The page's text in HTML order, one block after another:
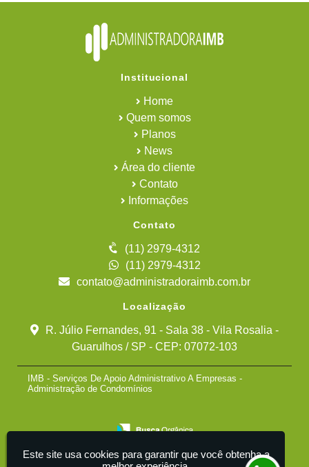
Institucional
Home
Quem somos
Planos
News
Área do cliente
Contato
Informações
Contato
(11) 2979-4312
(11) 2979-4312
contato@administradoraimb.com.br
Localização
R. Júlio Fernandes, 91 - Sala 38 - Vila Rosalia -
Guarulhos / SP - CEP: 07072-103
IMB - Serviços De Apoio Administrativo A Empresas -
Administração de Condomínios
Este site usa cookies para garantir que você obtenha a